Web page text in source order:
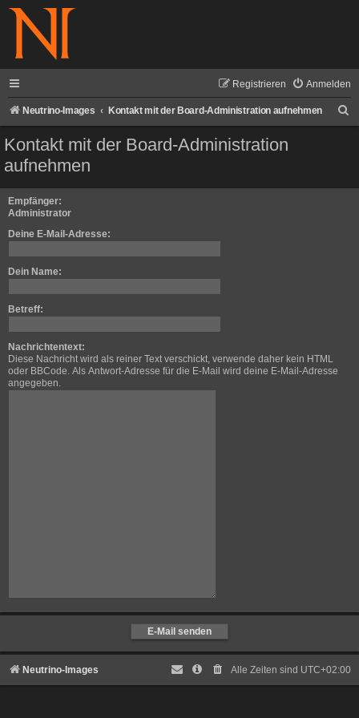
Anmelden
Registrieren
Neutrino-Images Kontakt mit der Board-Administration aufnehmen
Kontakt mit der Board-Administration
aufnehmen
Empfänger:
Administrator
Deine E-Mail-Adresse:
Dein Name:
Betreff:
Nachrichtentext:
Diese Nachricht wird als reiner Text verschickt, verwende daher kein HTML
oder BBCode. Als Antwort-Adresse für die E-Mail wird deine E-Mail-Adresse
angegeben.
Neutrino-Images Alle Zeiten sind UTC+02:00